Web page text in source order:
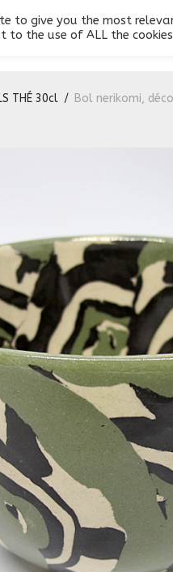
Galerie
THÉ 30cl / Bol nerikomi,
to give you the most
to the use of ALL the